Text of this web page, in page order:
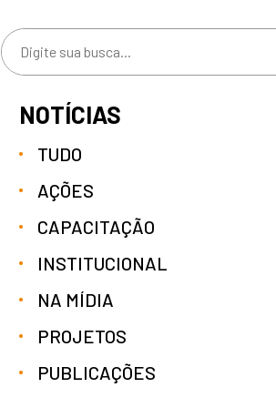
NOTÍCIAS
TUDO
AÇÕES
CAPACITAÇÃO
INSTITUCIONAL
NA MÍDIA
PROJETOS
PUBLICAÇÕES